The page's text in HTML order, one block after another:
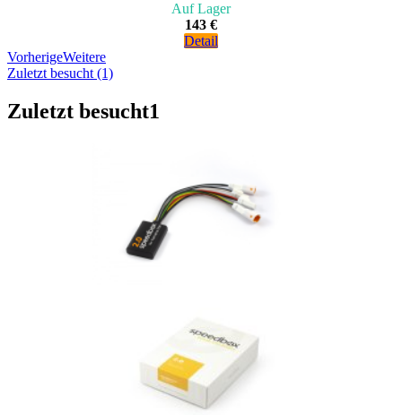
Auf Lager
143 €
Detail
VorherigeWeitere
Zuletzt besucht (1)
Zuletzt besucht1